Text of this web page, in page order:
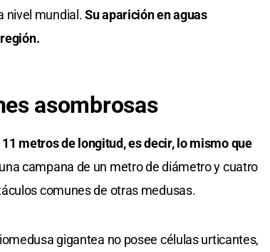
nivel mundial.Su aparición en aguas
asombrosas
metros de longitud, es decir, lo mismo que
campana de un metro de diámetro y cuatro
comunes de otras medusas.
gigantea no posee células urticantes,